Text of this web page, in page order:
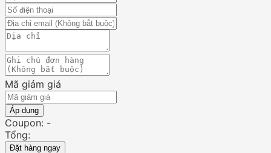
Mã giảm giá
Áp dụng
Coupon: -
Tổng:
Đặt hàng ngay